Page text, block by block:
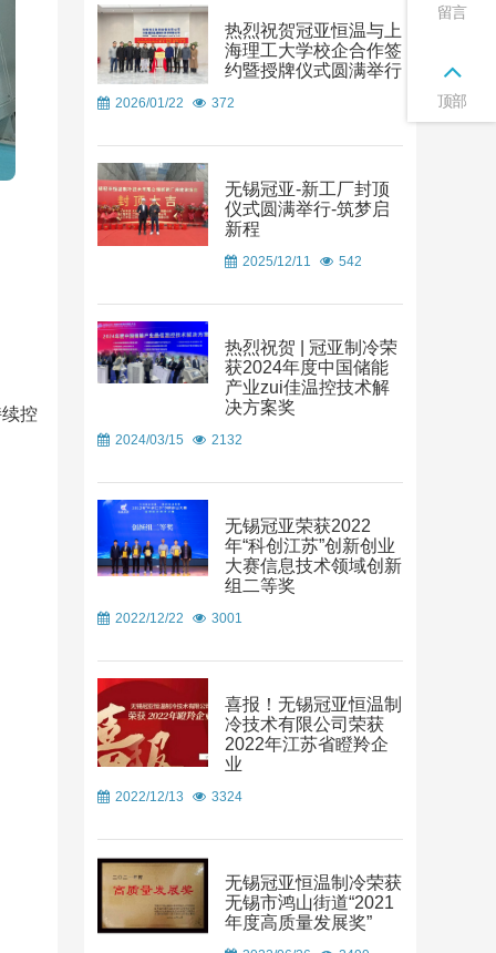
控
热烈祝贺冠亚恒温与上
海理工大学校企合作签
约暨授牌仪式圆满举行
2026/01/22 372
无锡冠亚-新工厂封顶
仪式圆满举行-筑梦启
新程
2025/12/11 542
热烈祝贺 | 冠亚制冷荣
获2024年度中国储能
产业zui佳温控技术解
决方案奖
2024/03/15 2132
无锡冠亚荣获2022
年“科创江苏”创新创业
大赛信息技术领域创新
组二等奖
2022/12/22 3001
喜报！无锡冠亚恒温制
冷技术有限公司荣获
2022年江苏省瞪羚企
业
2022/12/13 3324
无锡冠亚恒温制冷荣获
无锡市鸿山街道“2021
年度高质量发展奖”
留言
顶部